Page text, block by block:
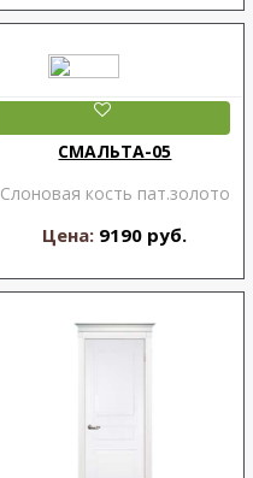
СМАЛЬТА-05
Слоновая кость пат.золото
Цена: 9190 руб.